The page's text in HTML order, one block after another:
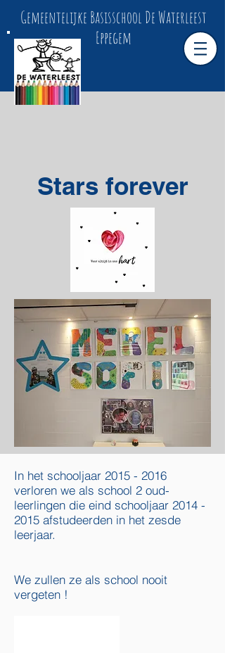
Gemeentelijke Basisschool De Waterleest
Eppegem
Stars forever
In het schooljaar 2015 - 2016
verloren we als school 2 oud-
leerlingen die eind schooljaar 2014 -
2015 afstudeerden in het zesde
leerjaar.
We zullen ze als school nooit
vergeten !